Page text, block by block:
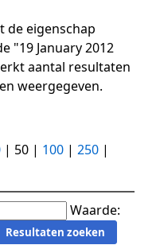
de eigenschap
"19 January 2012
aantal resultaten
weergegeven.
| 50 | 100 | 250 |
Waarde: